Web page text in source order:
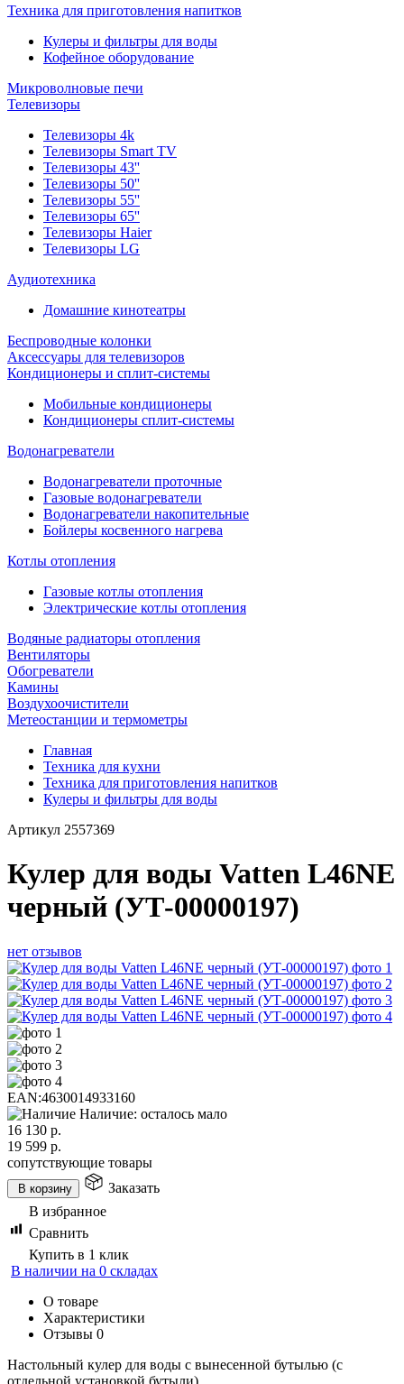
Техника для приготовления напитков
Кулеры и фильтры для воды
Кофейное оборудование
Микроволновые печи
Телевизоры
Телевизоры 4k
Телевизоры Smart TV
Телевизоры 43''
Телевизоры 50''
Телевизоры 55''
Телевизоры 65''
Телевизоры Haier
Телевизоры LG
Аудиотехника
Домашние кинотеатры
Беспроводные колонки
Аксессуары для телевизоров
Кондиционеры и сплит-системы
Мобильные кондиционеры
Кондиционеры сплит-системы
Водонагреватели
Водонагреватели проточные
Газовые водонагреватели
Водонагреватели накопительные
Бойлеры косвенного нагрева
Котлы отопления
Газовые котлы отопления
Электрические котлы отопления
Водяные радиаторы отопления
Вентиляторы
Обогреватели
Камины
Воздухоочистители
Метеостанции и термометры
Главная
Техника для кухни
Техника для приготовления напитков
Кулеры и фильтры для воды
Артикул 2557369
Кулер для воды Vatten L46NE
черный (УТ-00000197)
нет отзывов
EAN:4630014933160
Наличие: осталось мало
16 130 р.
19 599 р.
сопутствующие товары
В корзину
Заказать
В избранное
Сравнить
Купить в 1 клик
В наличии на 0 складах
О товаре
Характеристики
Отзывы 0
Настольный кулер для воды с вынесенной бутылью (с
отдельной установкой бутыли).